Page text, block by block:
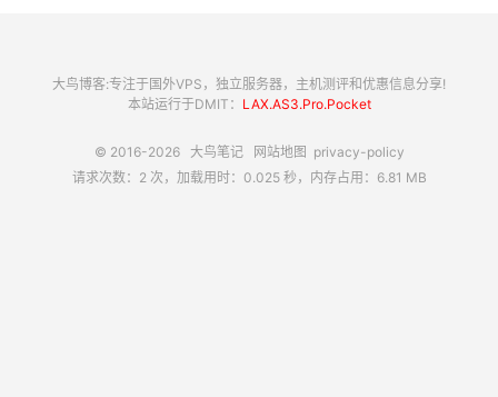
大鸟博客:专注于国外VPS，独立服务器，主机测评和优惠信息分享!
本站运行于DMIT： LAX.AS3.Pro.Pocket
© 2016-2026 大鸟笔记 网站地图 privacy-policy
请求次数：2 次，加载用时：0.025 秒，内存占用：6.81 MB